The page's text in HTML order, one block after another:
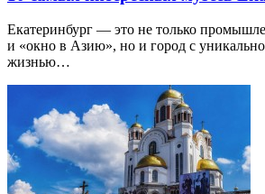
Екатеринбург — это не только
и «окно в Азию», но и город с
жизнью…